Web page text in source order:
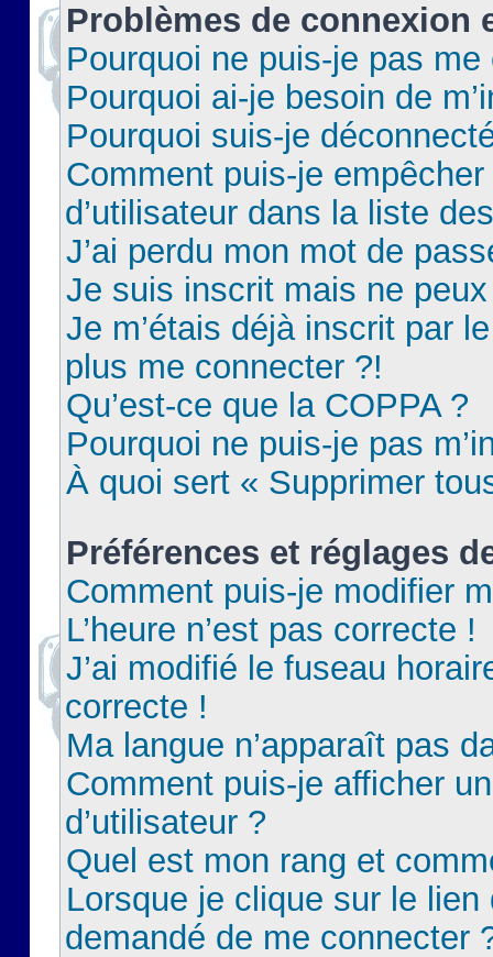
Problèmes de connexion
Pourquoi ne puis-je pas
Pourquoi ai-je besoin de
Pourquoi suis-je
Comment puis-je
d’utilisateur dans la liste
J’ai perdu mon mot de
Je suis inscrit mais ne
Je m’étais déjà inscrit par
plus me connecter ?!
Qu’est-ce que la COPPA ?
Pourquoi ne puis-je pas
À quoi sert « Supprimer
Préférences et réglages
Comment puis-je modifier
L’heure n’est pas correcte !
J’ai modifié le fuseau
correcte !
Ma langue n’apparaît pas
Comment puis-je afficher
d’utilisateur ?
Quel est mon rang et
Lorsque je clique sur le lien
demandé de me connecter